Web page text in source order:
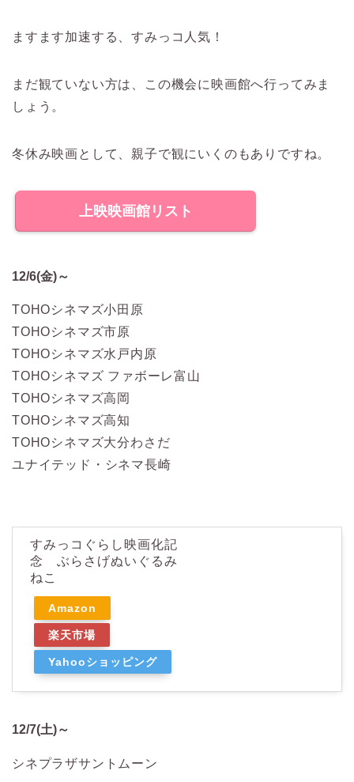
ますます加速する、すみっコ人気！
まだ観ていない方は、この機会に映画館へ行ってみま
しょう。
冬休み映画として、親子で観にいくのもありですね。
上映映画館リスト
12/6(金)～
TOHOシネマズ小田原
TOHOシネマズ市原
TOHOシネマズ水戸内原
TOHOシネマズ ファボーレ富山
TOHOシネマズ高岡
TOHOシネマズ高知
TOHOシネマズ大分わさだ
ユナイテッド・シネマ長崎
すみっコぐらし映画化記
念 ぶらさげぬいぐるみ
ねこ
Amazon
楽天市場
Yahooショッピング
12/7(土)～
シネプラザサントムーン